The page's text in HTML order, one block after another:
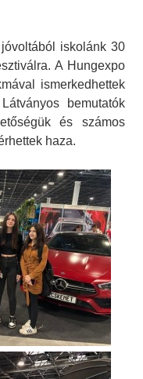
iskolánk 30
A Hungexpo
ismerkedhettek
bemutatók
és számos
haza.